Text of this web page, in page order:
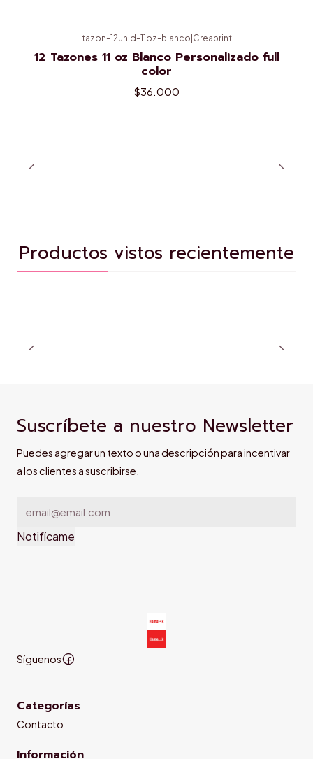
tazon-12unid-11oz-blanco Creaprint
12 Tazones 11 oz Blanco Personalizado full
color
$36.000
Productos vistos recientemente
Suscríbete a nuestro Newsletter
Puedes agregar un texto o una descripción para incentivar
a los clientes a suscribirse.
Notifícame
Síguenos
Categorías
Contacto
Información